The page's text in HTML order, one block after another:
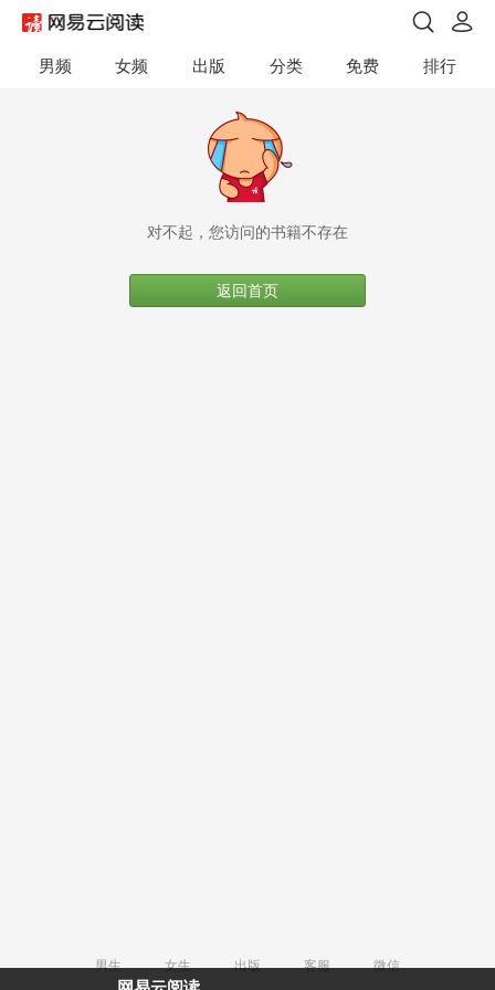
男频 女频 出版 分类 免费 排行
对不起，您访问的书籍不存在
返回首页
男生 女生 出版 客服
微信